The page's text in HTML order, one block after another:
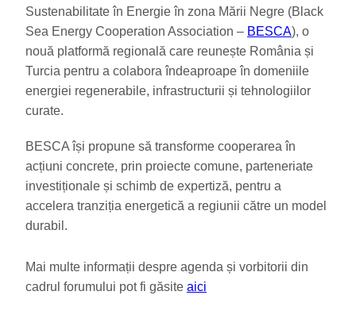
Sustenabilitate în Energie în zona Mării Negre (Black
Sea Energy Cooperation Association – BESCA), o
nouă platformă regională care reunește România și
Turcia pentru a colabora îndeaproape în domeniile
energiei regenerabile, infrastructurii și tehnologiilor
curate.
BESCA își propune să transforme cooperarea în
acțiuni concrete, prin proiecte comune, parteneriate
investiționale și schimb de expertiză, pentru a
accelera tranziția energetică a regiunii către un model
durabil.
Mai multe informații despre agenda și vorbitorii din
cadrul forumului pot fi găsite aici